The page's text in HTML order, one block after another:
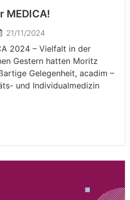
MEDICA!
21/11/2024
2024 – Vielfalt in der
Gestern hatten Moritz
Gelegenheit, acadim –
und Individualmedizin